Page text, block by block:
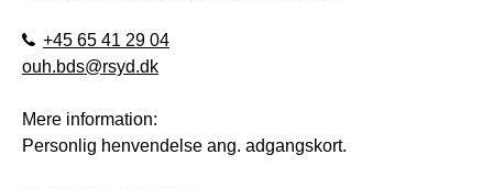
+45 65 41 29 04
ouh.bds@rsyd.dk
Mere information:
Personlig henvendelse ang. adgangskort.